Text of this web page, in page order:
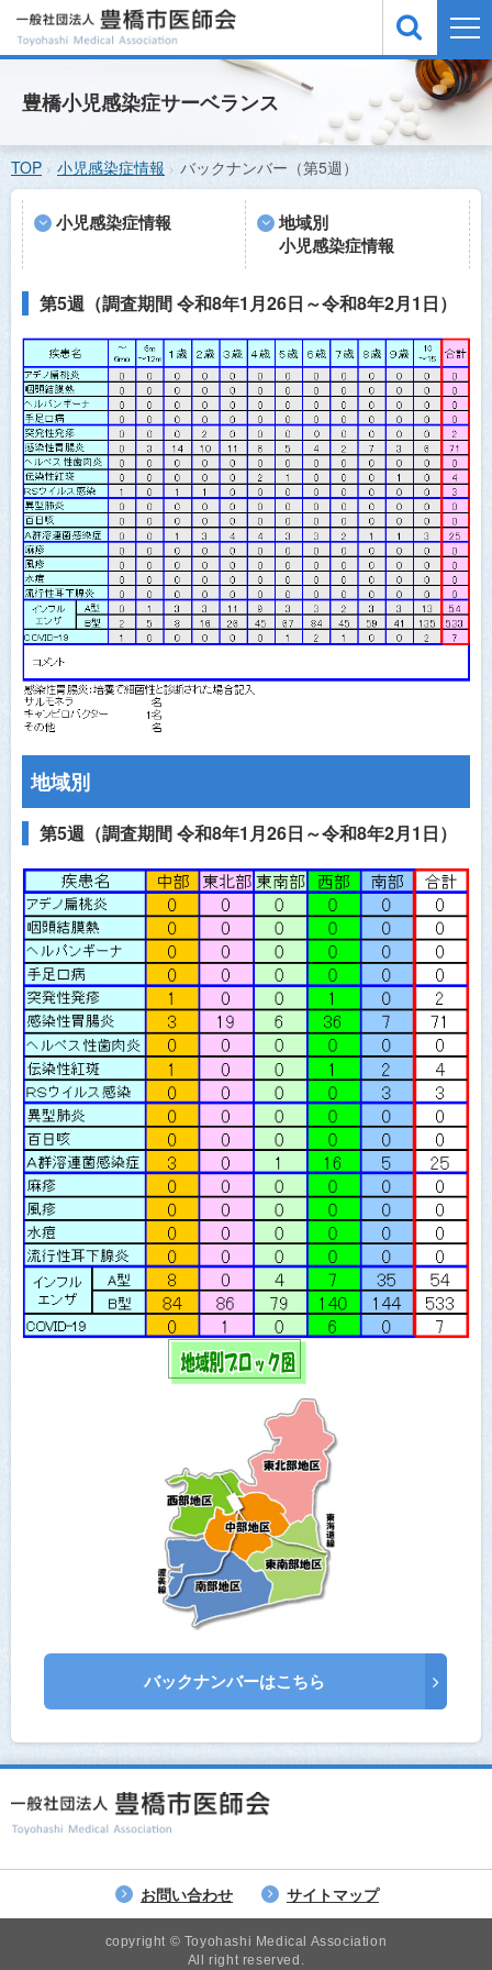
緊急医案内
休日夜間急病診療所
小児感染症情報
予防接種
医師会概要
お問い合わせ
サイトマップ
医師会員ログイン
豊橋小児感染症サーベランス
TOP 小児感染症情報 バックナンバー（第5週）
小児感染症情報
地域別
小児感染症情報
第5週（調査期間 令和8年1月26日～令和8年2月1日）
地域別
第5週（調査期間 令和8年1月26日～令和8年2月1日）
バックナンバーはこちら
お問い合わせ サイトマップ
copyright © Toyohashi Medical Association
All right reserved.